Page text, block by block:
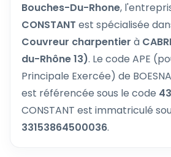
Bouches-Du-Rhone,
CONSTANT est spécialisée
Couvreur charpentier à
du-Rhône 13). Le code APE
Principale Exercée) de
est référencée sous le code
CONSTANT est immatriculé
33153864500036.